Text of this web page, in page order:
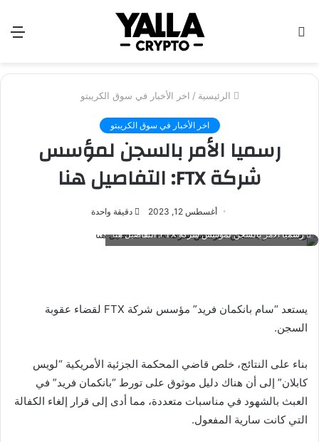
الرئيسية / اخر الأخبار في سوق الكريبتو
اخر الأخبار في سوق الكريبتو
رسميا الأمر بالسجن لمؤسس
شركة FTX: التفاصيل هنا
أغسطس 12, 2023 دقيقة واحدة
رسميا الأمر بالسجن لمؤسس شركة FTX: التفاصيل هنا
يستعد “سام بانكمان فريد” مؤسس شركة FTX لقضاء عقوبة
السجن.
بناء على النتائج، خلص قاضي المحكمة الجزئية الأمريكية “لويس
كابلان” إلى أن هناك دليل موثوق على تورط “بانكمان فريد” في
العبث بالشهود في مناسبات متعددة، مما أدى إلى قرار إلغاء الكفالة
التي كانت سارية المفعول.